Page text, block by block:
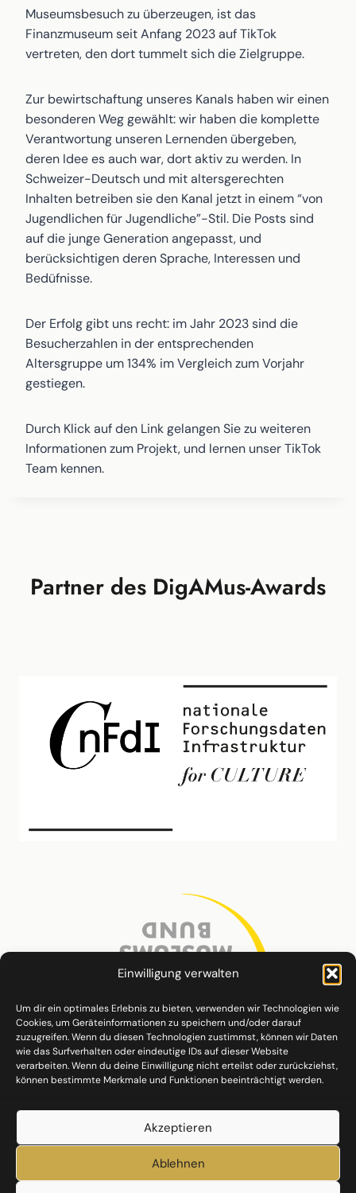
Einwilligung verwalten
Um dir ein optimales Erlebnis zu bieten, verwenden wir Technologien wie
Cookies, um Geräteinformationen zu speichern und/oder darauf
zuzugreifen. Wenn du diesen Technologien zustimmst, können wir Daten
wie das Surfverhalten oder eindeutige IDs auf dieser Website
verarbeiten. Wenn du deine Einwilligung nicht erteilst oder zurückziehst,
können bestimmte Merkmale und Funktionen beeinträchtigt werden.
Akzeptieren
Ablehnen
Museumsbesuch zu überzeugen, ist das
Finanzmuseum seit Anfang 2023 auf TikTok
vertreten, den dort tummelt sich die Zielgruppe.
Zur bewirtschaftung unseres Kanals haben wir einen
besonderen Weg gewählt: wir haben die komplette
Verantwortung unseren Lernenden übergeben,
deren Idee es auch war, dort aktiv zu werden. In
Schweizer-Deutsch und mit altersgerechten
Inhalten betreiben sie den Kanal jetzt in einem “von
Jugendlichen für Jugendliche”-Stil. Die Posts sind
auf die junge Generation angepasst, und
berücksichtigen deren Sprache, Interessen und
Bedüfnisse.
Der Erfolg gibt uns recht: im Jahr 2023 sind die
Besucherzahlen in der entsprechenden
Altersgruppe um 134% im Vergleich zum Vorjahr
gestiegen.
Durch Klick auf den Link gelangen Sie zu weiteren
Informationen zum Projekt, und lernen unser TikTok
Team kennen.
Partner des DigAMus-Awards